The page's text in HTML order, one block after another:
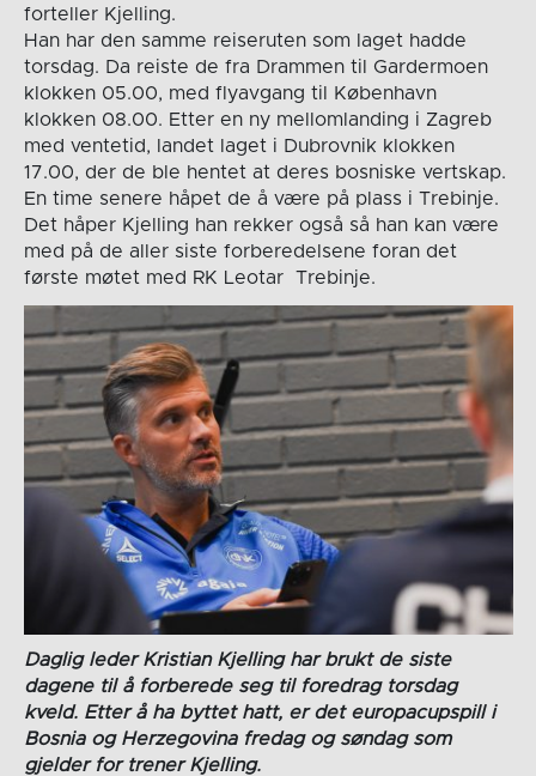
forteller Kjelling.
Han har den samme reiseruten som laget hadde
torsdag. Da reiste de fra Drammen til Gardermoen
klokken 05.00, med flyavgang til København
klokken 08.00. Etter en ny mellomlanding i Zagreb
med ventetid, landet laget i Dubrovnik klokken
17.00, der de ble hentet at deres bosniske vertskap.
En time senere håpet de å være på plass i Trebinje.
Det håper Kjelling han rekker også så han kan være
med på de aller siste forberedelsene foran det
første møtet med RK Leotar Trebinje.
Daglig leder Kristian Kjelling har brukt de siste
dagene til å forberede seg til foredrag torsdag
kveld. Etter å ha byttet hatt, er det europacupspill i
Bosnia og Herzegovina fredag og søndag som
gjelder for trener Kjelling.